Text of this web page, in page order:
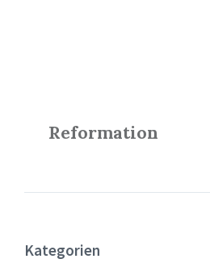
Reformation
Kategorien